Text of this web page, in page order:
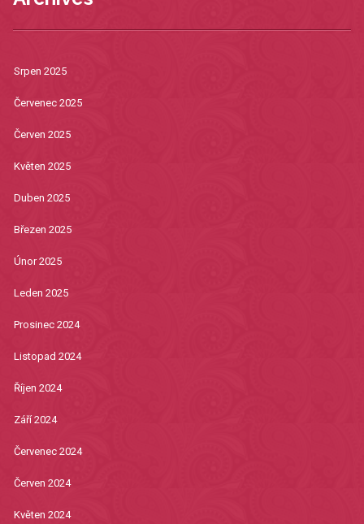
Srpen 2025
Červenec 2025
Červen 2025
Květen 2025
Duben 2025
Březen 2025
Únor 2025
Leden 2025
Prosinec 2024
Listopad 2024
Říjen 2024
Září 2024
Červenec 2024
Červen 2024
Květen 2024